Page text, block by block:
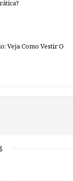
Veja Como Vestir O